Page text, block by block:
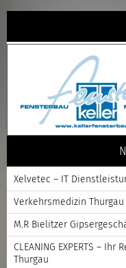
Xelvetec – IT
Verkehrsmedizin
M.R Bielitzer
CLEANING EXPERTS –
Thurgau